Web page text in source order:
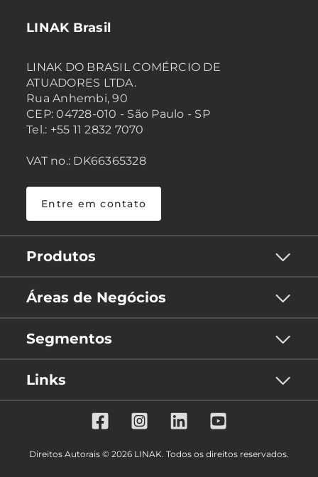
LINAK Brasil
LINAK DO BRASIL COMÉRCIO DE
ATUADORES LTDA.
Rua Anhembi, 90
CEP: 04728-010 - São Paulo - SP
Tel.: +55 11 2832 7070
VAT no.: DK66365328
Entre em contato
Produtos
Áreas de Negócios
Segmentos
Links
Direitos Autorais © 2026 LINAK. Todos os direitos reservados.